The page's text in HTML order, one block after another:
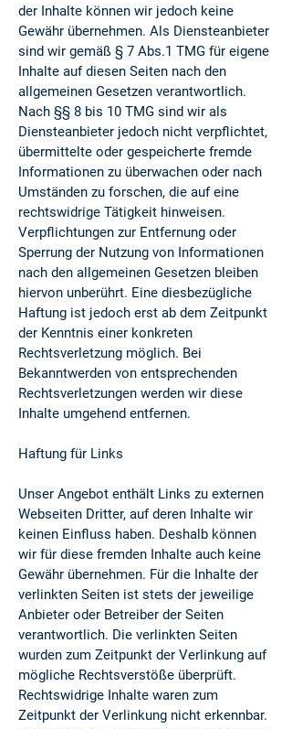
der Inhalte können wir jedoch keine
Gewähr übernehmen. Als Diensteanbieter
sind wir gemäß § 7 Abs.1 TMG für eigene
Inhalte auf diesen Seiten nach den
allgemeinen Gesetzen verantwortlich.
Nach §§ 8 bis 10 TMG sind wir als
Diensteanbieter jedoch nicht verpflichtet,
übermittelte oder gespeicherte fremde
Informationen zu überwachen oder nach
Umständen zu forschen, die auf eine
rechtswidrige Tätigkeit hinweisen.
Verpflichtungen zur Entfernung oder
Sperrung der Nutzung von Informationen
nach den allgemeinen Gesetzen bleiben
hiervon unberührt. Eine diesbezügliche
Haftung ist jedoch erst ab dem Zeitpunkt
der Kenntnis einer konkreten
Rechtsverletzung möglich. Bei
Bekanntwerden von entsprechenden
Rechtsverletzungen werden wir diese
Inhalte umgehend entfernen.
Haftung für Links
Unser Angebot enthält Links zu externen
Webseiten Dritter, auf deren Inhalte wir
keinen Einfluss haben. Deshalb können
wir für diese fremden Inhalte auch keine
Gewähr übernehmen. Für die Inhalte der
verlinkten Seiten ist stets der jeweilige
Anbieter oder Betreiber der Seiten
verantwortlich. Die verlinkten Seiten
wurden zum Zeitpunkt der Verlinkung auf
mögliche Rechtsverstöße überprüft.
Rechtswidrige Inhalte waren zum
Zeitpunkt der Verlinkung nicht erkennbar.